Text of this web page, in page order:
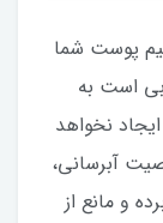
پوست شما
است به
نخواهد
آبرسانی،
و مانع از